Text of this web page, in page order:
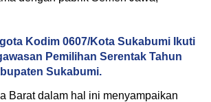
Kodim 0607/Kota Sukabumi Ikuti
Pemilihan Serentak Tahun
Sukabumi.
Barat dalam hal ini menyampaikan